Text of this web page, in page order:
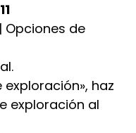
Opciones de
exploración», haz
exploración al